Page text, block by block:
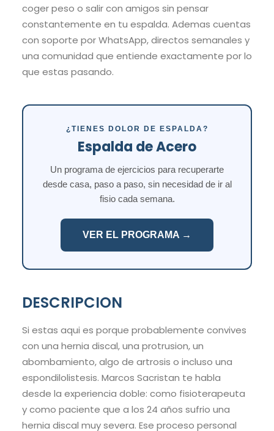
coger peso o salir con amigos sin pensar
constantemente en tu espalda. Ademas cuentas
con soporte por WhatsApp, directos semanales y
una comunidad que entiende exactamente por lo
que estas pasando.
¿TIENES DOLOR DE ESPALDA?
Espalda de Acero
Un programa de ejercicios para recuperarte
desde casa, paso a paso, sin necesidad de ir al
fisio cada semana.
VER EL PROGRAMA →
DESCRIPCION
Si estas aqui es porque probablemente convives
con una hernia discal, una protrusion, un
abombamiento, algo de artrosis o incluso una
espondilolistesis. Marcos Sacristan te habla
desde la experiencia doble: como fisioterapeuta
y como paciente que a los 24 años sufrio una
hernia discal muy severa. Ese proceso personal